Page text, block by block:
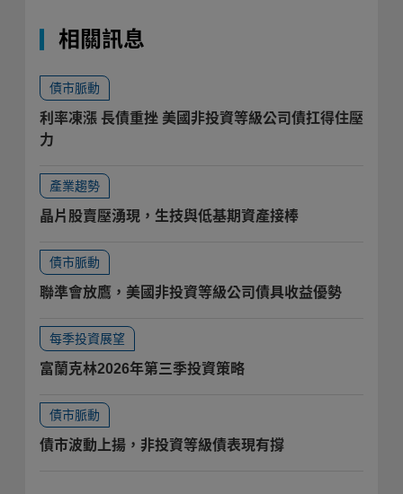
相關訊息
債市脈動
利率凍漲 長債重挫 美國非投資等級公司債扛得住壓
力
產業趨勢
晶片股賣壓湧現，生技與低基期資產接棒
債市脈動
聯準會放鷹，美國非投資等級公司債具收益優勢
每季投資展望
富蘭克林2026年第三季投資策略
債市脈動
債市波動上揚，非投資等級債表現有撐